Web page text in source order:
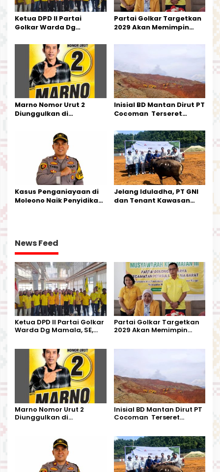
o
s
Ketua DPD II Partai
Golkar Warda Dg
Pengurus Parti
Kecamatan Petasia dan
Kecamatan Petbar
Partai Golkar Targetkan
2029 Akan Memimpin
Marno Nomor Urut 2
Diunggulkan di
Kesederhanaannya Jadi
Harapan Warga
Inisial BD Mantan Dirut PT
Cocoman Terseret
Tata Kelola Tambang
Kalimantan Barat
Kasus Penganiayaan di
Moleono Naik Penyidikan,
Jelang Iduladha, PT GNI
dan Tenant Kawasan
News Feed
Ketua DPD II Partai Golkar
Warda Dg Mamala, SE,
Kecamatan Petbar
Partai Golkar Targetkan
2029 Akan Memimpin
Marno Nomor Urut 2
Diunggulkan di
Harapan Warga
Inisial BD Mantan Dirut PT
Cocoman Terseret
Kalimantan Barat